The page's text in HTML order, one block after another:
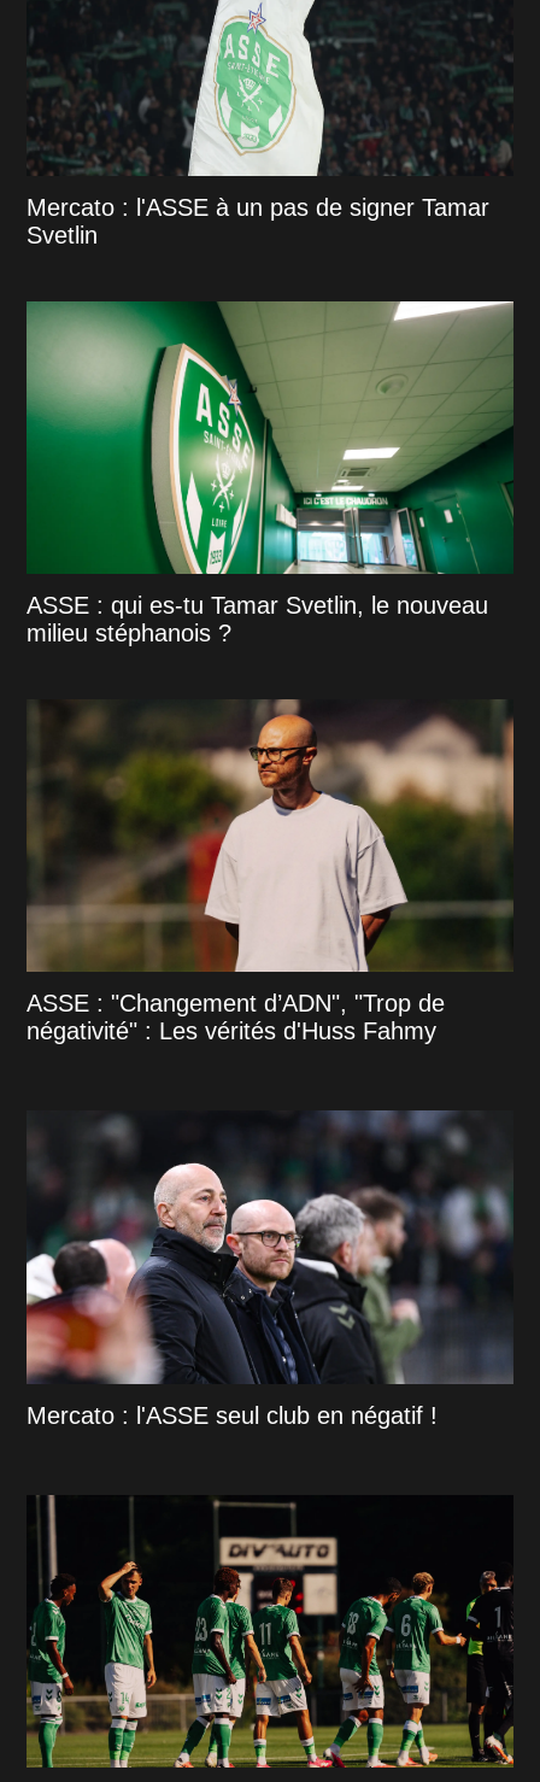
Mercato : l'ASSE à un pas de signer Tamar
Svetlin
ASSE : qui es-tu Tamar Svetlin, le nouveau
milieu stéphanois ?
ASSE : "Changement d’ADN", "Trop de
négativité" : Les vérités d'Huss Fahmy
Mercato : l'ASSE seul club en négatif !